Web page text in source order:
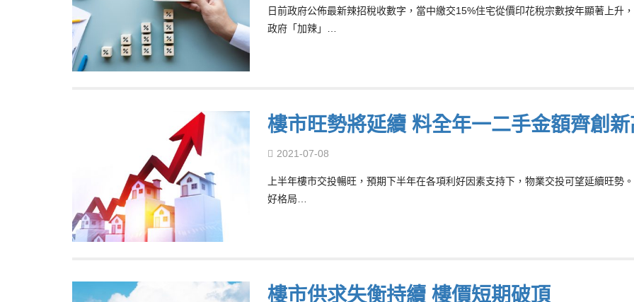
日前政府公佈最新辣招稅收數字，當中繳交15%住宅從價印花稅宗數按年顯著上升
政府「加辣」…
樓市旺勢將延續 料全年一二手金額齊創新
2021-07-08
上半年樓市交投暢旺，預期下半年在各項利好因素支持下，物業交投可望延續旺勢
好格局…
樓市供求失衡持續 樓價短期破頂